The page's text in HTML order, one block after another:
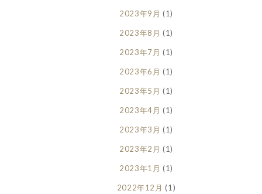
2023年9月 (1)
2023年8月 (1)
2023年7月 (1)
2023年6月 (1)
2023年5月 (1)
2023年4月 (1)
2023年3月 (1)
2023年2月 (1)
2023年1月 (1)
2022年12月 (1)